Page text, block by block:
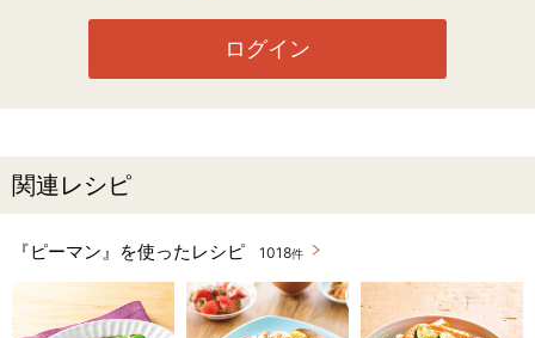
ログイン
関連レシピ
『ピーマン』を使ったレシピ 1018件